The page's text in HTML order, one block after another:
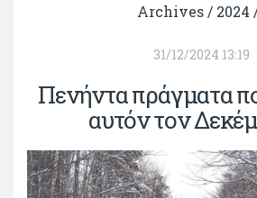
Archives / 2024
31/12/2024 13:19
Πενήντα πράγματα
αυτόν τον